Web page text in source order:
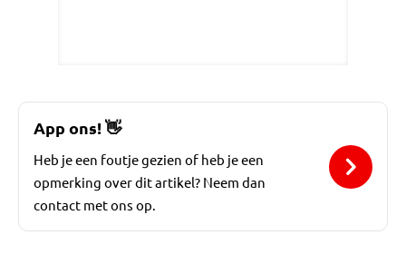
App ons!👋
Heb je een foutje gezien of heb je een
opmerking over dit artikel? Neem dan
contact met ons op.